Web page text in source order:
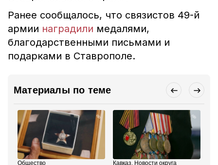
Ранее сообщалось, что связистов 49-й
армии наградили медалями,
благодарственными письмами и
подарками в Ставрополе.
Материалы по теме
Общество Кавказ. Новости округа